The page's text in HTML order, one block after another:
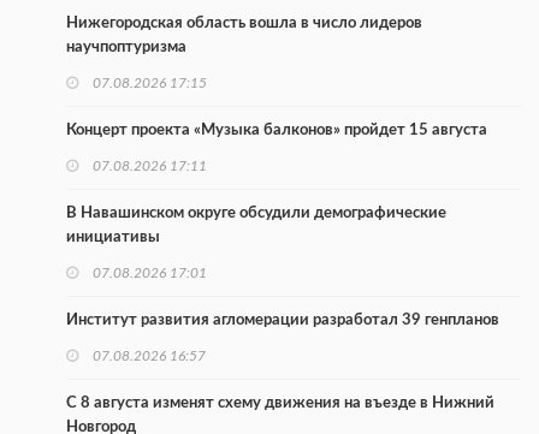
Нижегородская область вошла в число лидеров
научпоптуризма
07.08.2026 17:15
Концерт проекта «Музыка балконов» пройдет 15 августа
07.08.2026 17:11
В Навашинском округе обсудили демографические
инициативы
07.08.2026 17:01
Институт развития агломерации разработал 39 генпланов
07.08.2026 16:57
С 8 августа изменят схему движения на въезде в Нижний
Новгород